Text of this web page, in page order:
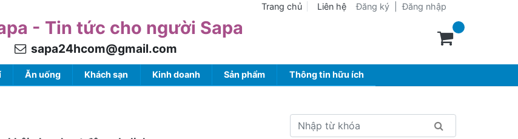
Trang chủ Liên hệ Đăng ký Đăng nhập
- Tin tức cho người Sapa
sapa24hcom@gmail.com
Ăn uống Khách sạn Kinh doanh Sản phẩm Thông tin hữu ích